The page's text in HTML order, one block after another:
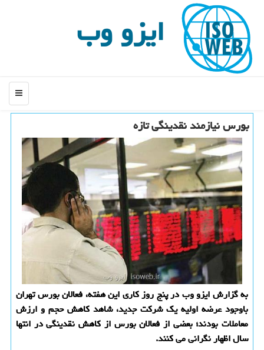
ایزو وب
منو
بورس نیازمند نقدینگی تازه
به گزارش ایزو وب در پنج روز كاری این هفته، فعالان بورس تهران
باوجود عرضه اولیه یك شركت جدید، شاهد كاهش حجم و ارزش
معاملات بودند؛ بعضی از فعالان بورس از كاهش نقدینگی در انتها
سال اظهار نگرانی می كنند.